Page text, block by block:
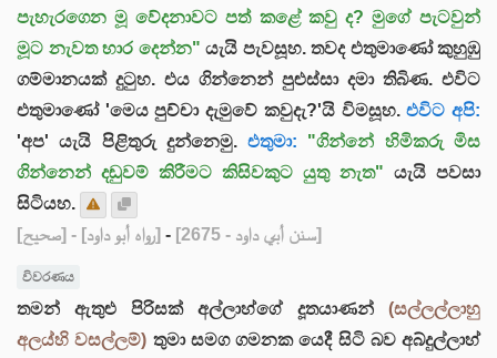
පැහැරගෙන මූ වේදනාවට පත් කළේ කවු ද? මුගේ පැටවුන්
මූට නැවත භාර දෙන්න" යැයි පැවසූහ. තවද එතුමාණෝ කුහුඹු
ගම්මානයක් දුටුහ. එය ගින්නෙන් පුළුස්සා දමා තිබිණ. එවිට
එතුමාණෝ 'මෙය පුච්චා දැමුවේ කවුදැ?'යි විමසූහ.එවිට අපි:
'අප' යැයි පිළිතුරු දුන්නෙමු.එතුමා:
"ගින්නේ හිමිකරු මිස
ගින්නෙන් දඬුවම් කිරීමට කිසිවකුට යුතු නැත" යැයි පවසා
සිටියහ.
[صحيح]
- [رواه أبو داود] - [سنن أبي داود - 2675]
විවරණය
තමන් ඇතුළු පිරිසක් අල්ලාහ්ගේ දූතයාණන් (සල්ලල්ලාහු
අලය්හි වසල්ලම්) තුමා සමග ගමනක යෙදී සිටි බව අබ්දුල්ලාහ්